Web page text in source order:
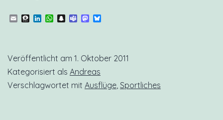
EmailThreema
LinkedIn
WhatsApp
Snapchat
TeamsMastodon
Veröffentlicht am 1. Oktober 2011
Kategorisiert als Andreas
Verschlagwortet mit Ausflüge Sportliches